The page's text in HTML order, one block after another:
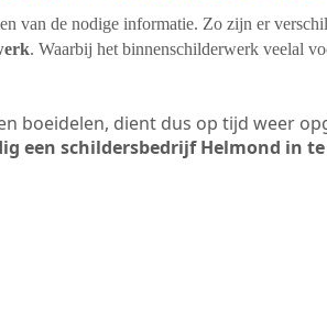
van de nodige informatie. Zo zijn er
. Waarbij het binnenschilderwerk veelal
boeidelen, dient dus op tijd weer
een schildersbedrijf Helmond in